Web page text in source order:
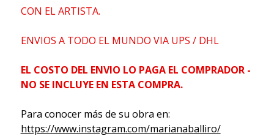
CON EL ARTISTA.
ENVIOS A TODO EL MUNDO VIA UPS / DHL
EL COSTO DEL ENVIO LO PAGA EL COMPRADOR -
NO SE INCLUYE EN ESTA COMPRA.
Para conocer más de su obra en:
https://www.instagram.com/marianaballiro/